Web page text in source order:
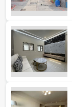
60~70 坪
80坪以上
樓層
樓層
不拘
1樓